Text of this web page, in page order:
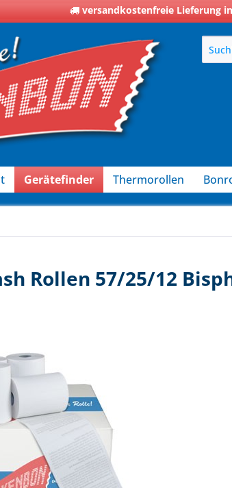
versandkostenfreie Lieferung
Gerätefinder Thermorollen
Rollen 57/25/12